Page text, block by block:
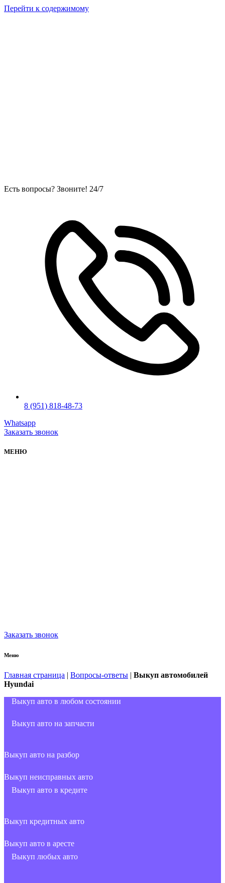
Перейти к содержимому
Есть вопросы? Звоните! 24/7
8 (951) 818-48-73
Whatsapp
Заказать звонок
МЕНЮ
Заказать звонок
Меню
Главная страница | Вопросы-ответы | Выкуп автомобилей
Hyundai
Выкуп авто в любом состоянии
Выкуп авто на запчасти
Выкуп авто на разбор
Выкуп неисправных авто
Выкуп авто в кредите
Выкуп кредитных авто
Выкуп авто в аресте
Выкуп любых авто